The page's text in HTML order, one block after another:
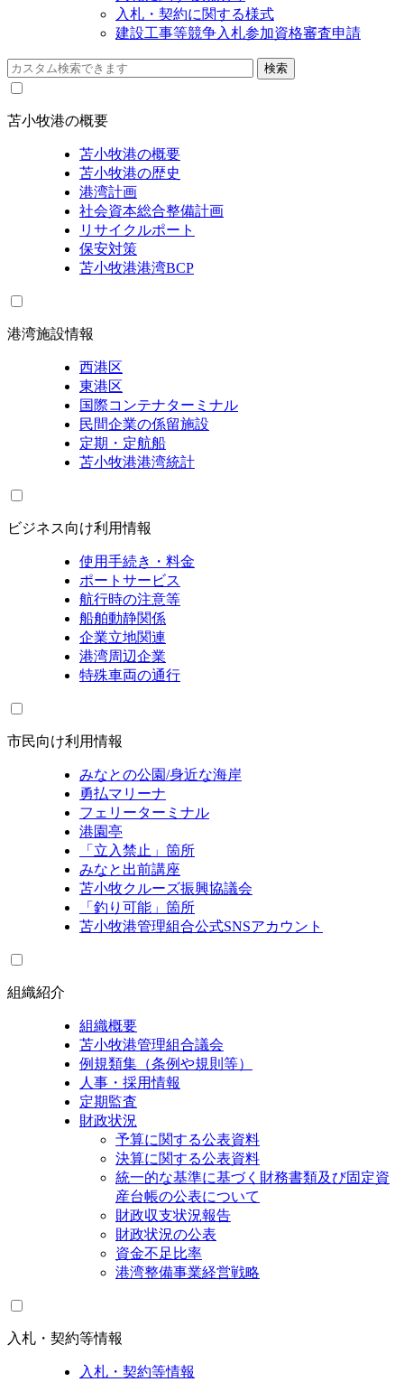
入札・契約に関する様式
建設工事等競争入札参加資格審査申請
苫小牧港の概要
苫小牧港の概要
苫小牧港の歴史
港湾計画
社会資本総合整備計画
リサイクルポート
保安対策
苫小牧港港湾BCP
港湾施設情報
西港区
東港区
国際コンテナターミナル
民間企業の係留施設
定期・定航船
苫小牧港港湾統計
ビジネス向け利用情報
使用手続き・料金
ポートサービス
航行時の注意等
船舶動静関係
企業立地関連
港湾周辺企業
特殊車両の通行
市民向け利用情報
みなとの公園/身近な海岸
勇払マリーナ
フェリーターミナル
港園亭
「立入禁止」箇所
みなと出前講座
苫小牧クルーズ振興協議会
「釣り可能」箇所
苫小牧港管理組合公式SNSアカウント
組織紹介
組織概要
苫小牧港管理組合議会
例規類集（条例や規則等）
人事・採用情報
定期監査
財政状況
予算に関する公表資料
決算に関する公表資料
統一的な基準に基づく財務書類及び固定資
産台帳の公表について
財政収支状況報告
財政状況の公表
資金不足比率
港湾整備事業経営戦略
入札・契約等情報
入札・契約等情報